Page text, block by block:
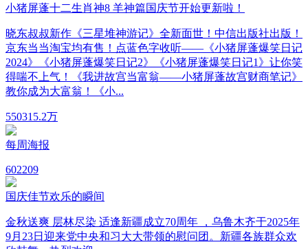
小猪屏蓬十二生肖神8 羊神篇国庆节开始更新啦！
晓东叔叔新作《三星堆神游记》全新面世！中信出版社出版！
京东当当淘宝均有售！点蓝色字收听——《小猪屏蓬爆笑日记
2024》《小猪屏蓬爆笑日记2》《小猪屏蓬爆笑日记1》让你笑
得喘不上气！《我进故宫当富翁——小猪屏蓬故宫财商笔记》
教你成为大富翁！《小...
550315.2万
每周海报
602209
国庆佳节欢乐的瞬间
金秋送爽 层林尽染 适逢新疆成立70周年 ，乌鲁木齐于2025年
9月23日迎来党中央和习大大带领的慰问团。新疆各族群众欢